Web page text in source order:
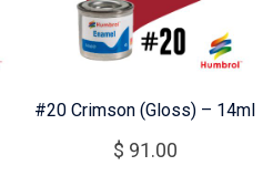
#20 Crimson (Gloss) – 14ml
$ 91.00